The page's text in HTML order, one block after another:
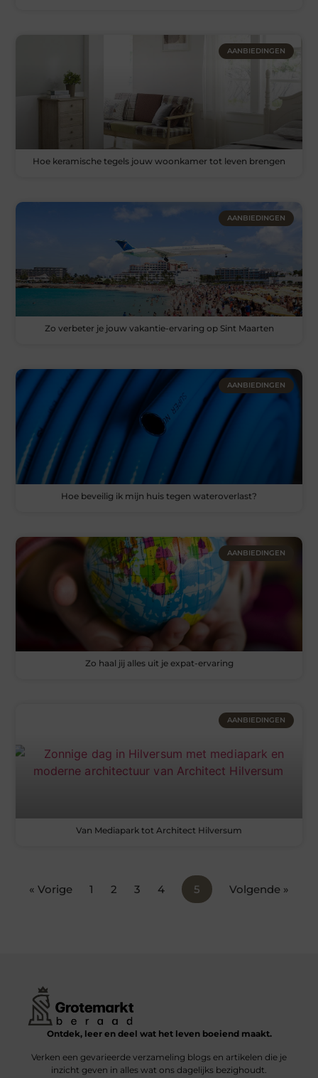
AANBIEDINGEN
Hoe keramische tegels jouw woonkamer tot leven brengen
AANBIEDINGEN
Zo verbeter je jouw vakantie-ervaring op Sint Maarten
AANBIEDINGEN
Hoe beveilig ik mijn huis tegen wateroverlast?
AANBIEDINGEN
Zo haal jij alles uit je expat-ervaring
AANBIEDINGEN
Van Mediapark tot Architect Hilversum
« Vorige 1 2 3 4 5 Volgende »
Ontdek, leer en deel wat het leven boeiend maakt.
Verken een gevarieerde verzameling blogs en artikelen die je
inzicht geven in alles wat ons dagelijks bezighoudt.